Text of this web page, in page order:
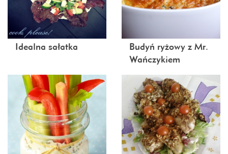
Idealna sałatka
Budyń ryżowy z Mr.
Wańczykiem